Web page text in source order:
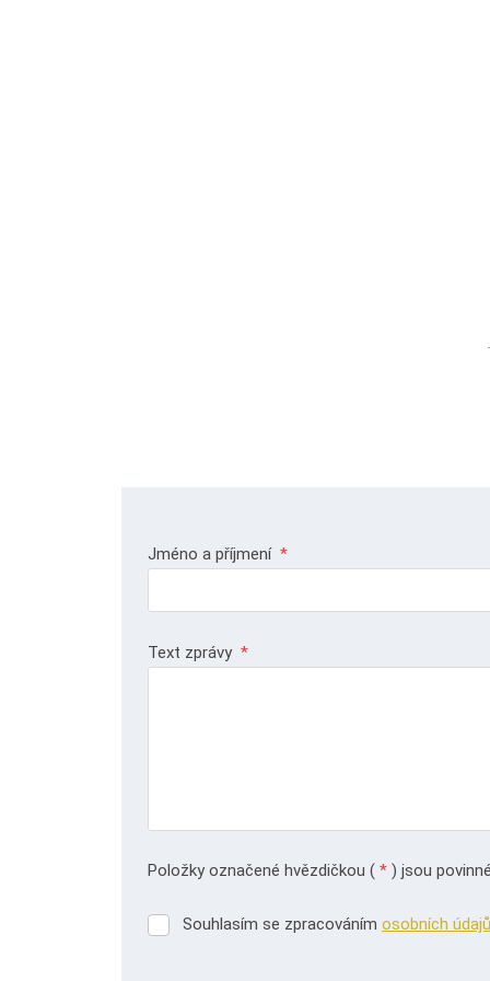
Jméno a příjmení *
Text zprávy *
Položky označené hvězdičkou ( * ) jsou
Souhlasím
Souhlasím se zpracováním osobních údajů